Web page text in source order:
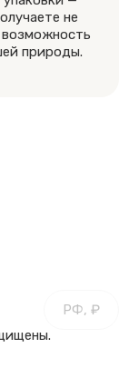
не
возможность
природы.
РФ, ₽